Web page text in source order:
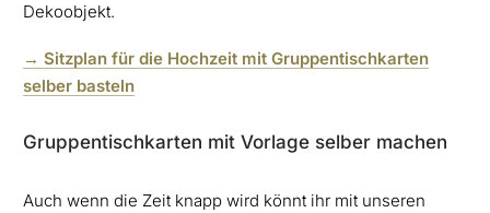
Dekoobjekt.
→ Sitzplan für die Hochzeit mit Gruppentischkarten
selber basteln
Gruppentischkarten mit Vorlage selber machen
Auch wenn die Zeit knapp wird könnt ihr mit unseren